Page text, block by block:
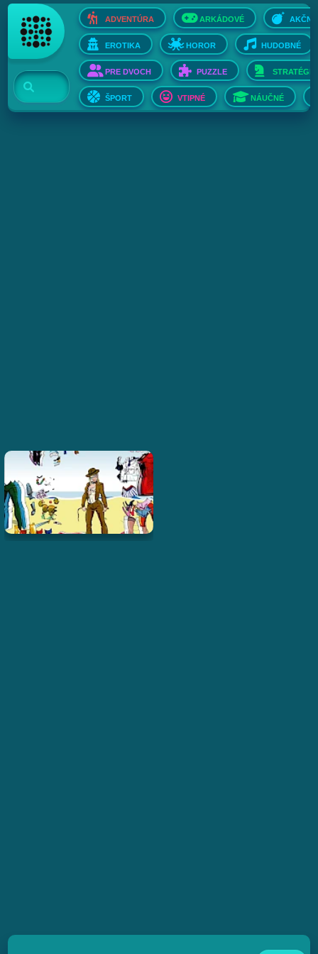
ADVENTÚRA ARKÁDOVÉ AKČNÉ
EROTIKA HOROR HUDOBNÉ
PRE DVOCH PUZZLE STRATÉGIE
ŠPORT VTIPNÉ NÁUČNÉ